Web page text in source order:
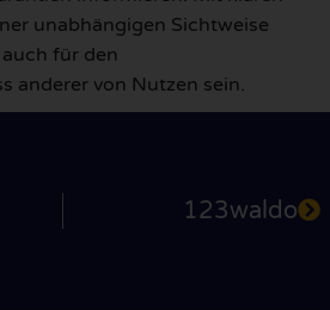
unabhängigen Sichtweise
für den
anderer von Nutzen sein.
123waldo